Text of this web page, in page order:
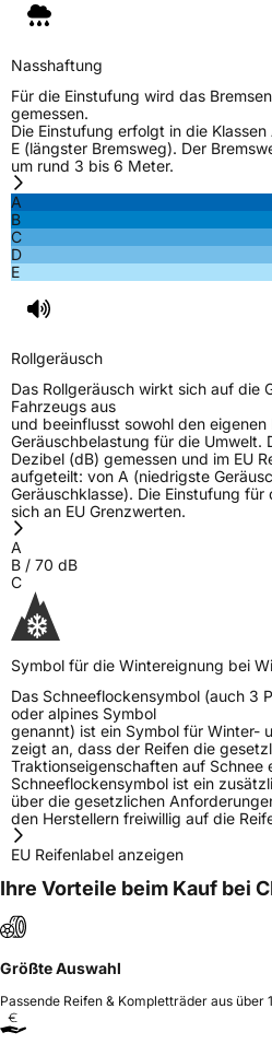
Nasshaftung
Für die Einstufung wird das
gemessen.
Die Einstufung erfolgt in die
E (längster Bremsweg). Der
um rund 3 bis 6 Meter.
A
B
C
D
E
Rollgeräusch
Das Rollgeräusch wirkt sich auf die
Fahrzeugs aus
und beeinflusst sowohl den
Geräuschbelastung für die Umwelt.
Dezibel (dB) gemessen und im EU
aufgeteilt: von A (niedrigste
Geräuschklasse). Die Einstufung
sich an EU Grenzwerten.
A
B / 70 dB
C
Symbol für die Wintereignung bei
Das Schneeflockensymbol (auch 3
oder alpines Symbol
genannt) ist ein Symbol für Winter-
zeigt an, dass der Reifen die
Traktionseigenschaften auf Schnee
Schneeflockensymbol ist ein
über die gesetzlichen
den Herstellern freiwillig auf die
EU Reifenlabel anzeigen
Ihre Vorteile beim Kauf bei
Größte Auswahl
Passende Reifen & Kompletträder aus über